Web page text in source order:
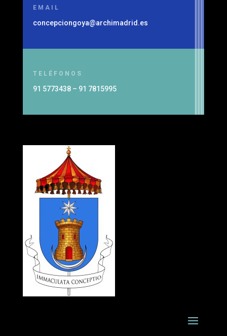
EMAIL
concepciongoya@archimadrid.es
TELÉFONOS
91 5773438 – 91 7815995